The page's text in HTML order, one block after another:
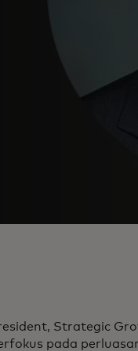
Strategic
pada